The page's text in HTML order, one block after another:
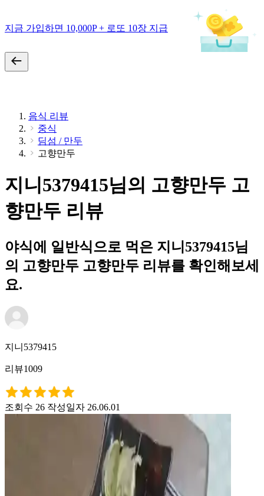
지금 가입하면 10,000P + 로또 10장 지급
음식 리뷰
중식
딤섬 / 만두
고향만두
지니5379415님의 고향만두 고
향만두 리뷰
야식에 일반식으로 먹은 지니5379415님
의 고향만두 고향만두 리뷰를 확인해보세
요.
지니5379415
리뷰1009
조회수 26 작성일자 26.06.01